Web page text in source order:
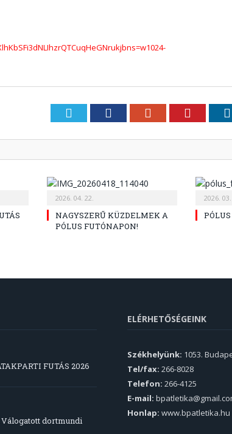
Twitter Facebook Google+ Pinterest
2026. 04. 22.
NAGYSZERŰ KÜZDELMEK A
PÓLUS FUTÓNAPON!
2026.
FUTÁS 2026
Válogatott dortmundi
ELÉRHETŐSÉGEINK
Székhelyünk: 1053.
Tel/fax: 266-8028
Telefon: 266-4125
E-mail:
Honlap: www.bpatletika.hu